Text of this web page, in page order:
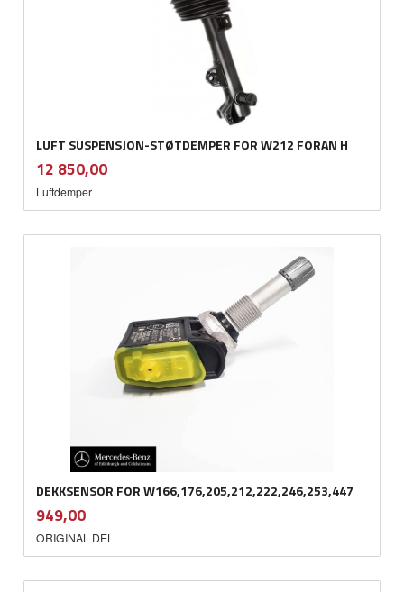
LUFT SUSPENSJON-STØTDEMPER FOR W212 FORAN H
Pris
12 850,00mva.
Luftdemper
DEKKSENSOR FOR W166,176,205,212,222,246,253,447
Pris
949,00mva.
ORIGINAL DEL